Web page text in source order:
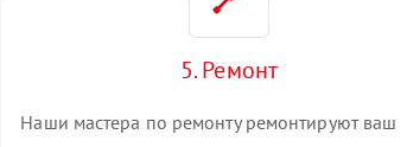
5. Ремонт
Наши мастера по ремонту ремонтируют ваш